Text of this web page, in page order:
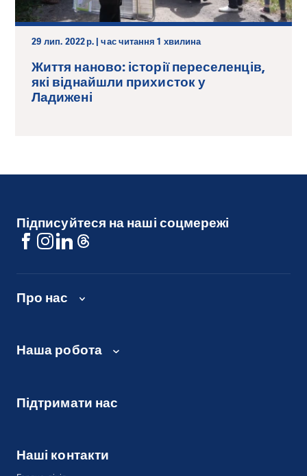
29 лип. 2022 р. | час читання 1 хвилина
Життя наново: історії переселенців,
які віднайшли прихисток у
Ладижені
Підписуйтеся на наші соцмережі
Про нас
Наша робота
Підтримати нас
Наші контакти